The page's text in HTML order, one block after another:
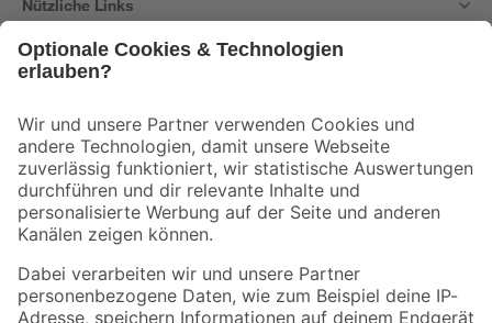
Nützliche Links
Der toom Newsletter: Keine Angebote und Aktionen mehr verpassen!
Zur Newsletter Anmeldung
Folge uns